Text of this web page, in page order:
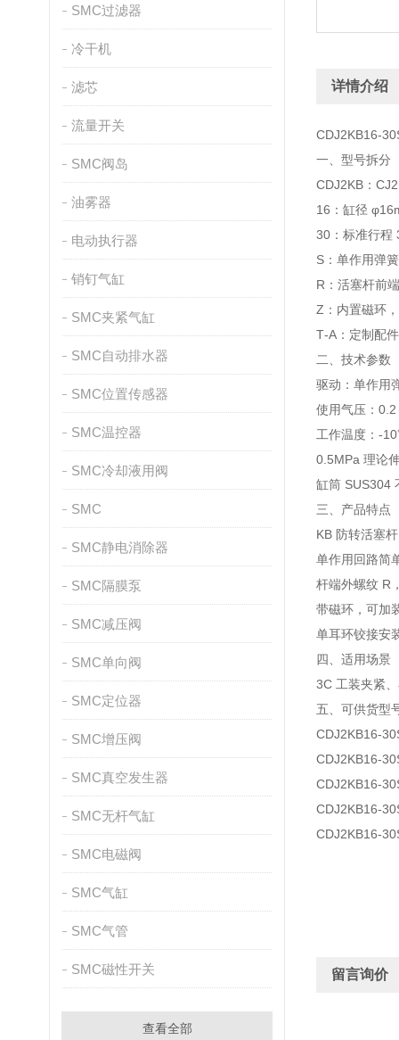
SMC过滤器
冷干机
滤芯
流量开关
SMC阀岛
油雾器
电动执行器
销钉气缸
SMC夹紧气缸
SMC自动排水器
SMC位置传感器
SMC温控器
SMC冷却液用阀
SMC
SMC静电消除器
SMC隔膜泵
SMC减压阀
SMC单向阀
SMC定位器
SMC增压阀
SMC真空发生器
SMC无杆气缸
SMC电磁阀
SMC气缸
SMC气管
SMC磁性开关
查看全部
详情介绍
CDJ2KB16-
一、型号拆分
CDJ2KB：
16：缸径
30：标准行程
S：单作用弹
R：活塞杆前
Z：内置磁环
T‑A：定制配
二、技术参数
驱动：单作用
使用气压：
工作温度：
0.5MPa 理论
缸筒 SUS304
三、产品特点
KB 防转活塞
单作用回路简
杆端外螺纹 R
带磁环，可加
单耳环铰接安
四、适用场景
3C 工装夹紧
五、可供货型
CDJ2KB16-
CDJ2KB16-
CDJ2KB16-
CDJ2KB16-
CDJ2KB16-
留言询价